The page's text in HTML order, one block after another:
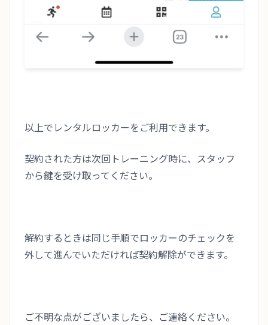
以上でレンタルロッカーをご利用できます。
契約された方は次回トレーニング時に、スタッフ
から鍵を受け取ってください。
解約するときは同じ手順でロッカーのチェックを
外して進んでいただければ契約解除ができます。
ご不明な点がございましたら、ご連絡ください。